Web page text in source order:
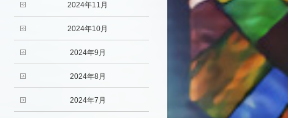
2024年11月
2024年10月
2024年9月
2024年8月
2024年7月